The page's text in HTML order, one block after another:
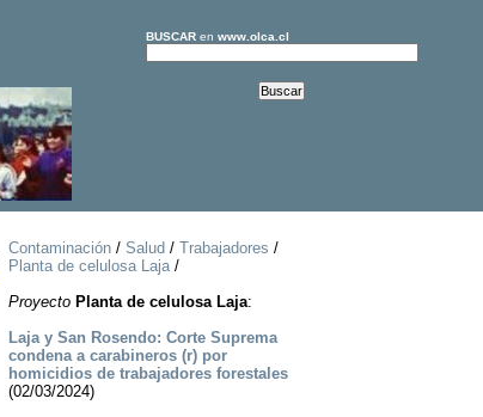
BUSCARen www.olca.cl
Contaminación/ Salud / Trabajadores /
Planta de celulosa Laja/
Proyecto Planta de celulosa Laja:
Laja y San Rosendo: Corte Suprema
condena a carabineros (r) por
homicidios de trabajadores forestales
(02/03/2024)